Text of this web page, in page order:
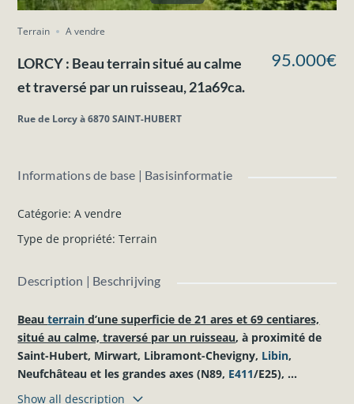
Terrain A vendre
LORCY : Beau terrain situé au calme
et traversé par un ruisseau, 21a69ca.
Rue de Lorcy à 6870 SAINT-HUBERT
95.000€
Informations de base | Basisinformatie
Catégorie: A vendre
Type de propriété: Terrain
Description | Beschrijving
Beauterrain d’une superficie de 21 ares et 69 centiares,
situé au calme, traversé par un ruisseau, à proximité de
Saint-Hubert, Mirwart, Libramont-Chevigny, Libin,
Neufchâteau et les grandes axes (N89, E411/E25), ...
Show all description